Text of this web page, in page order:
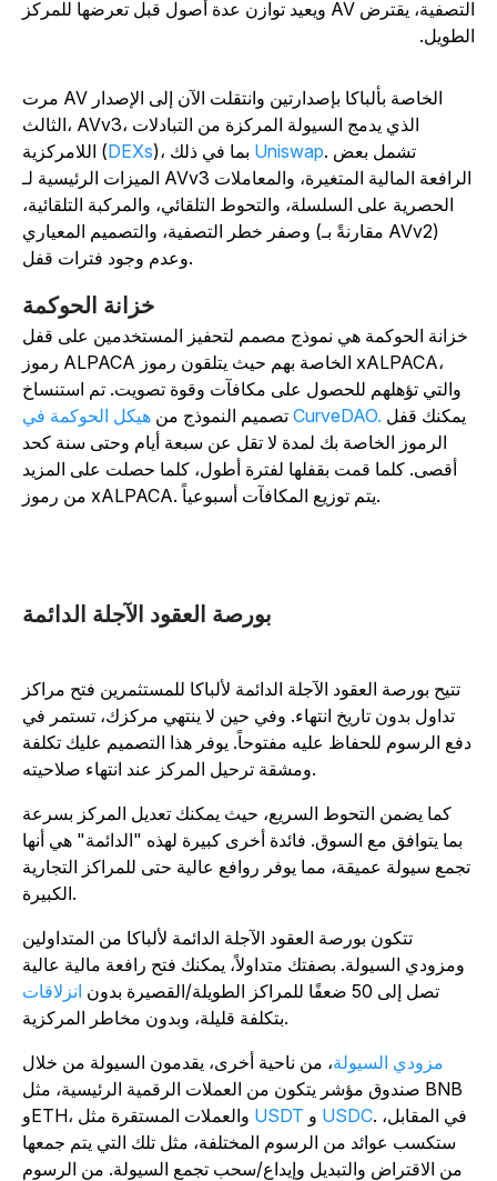
التصفية، يقترض AV ويعيد توازن عدة أصول قبل تعرضها للمركز
مرت AV الخاصة بألباكا بإصدارتين وانتقلت الآن إلى الإصدار
الثالث، AVv3، الذي يدمج السيولة المركزة من التبادلات
اللامركزية (DEXs )، بما في ذلكUniswap. تشمل بعض
الميزات الرئيسية لـ AVv3 الرافعة المالية المتغيرة، والمعاملات
الحصرية على السلسلة، والتحوط التلقائي، والمركبة التلقائية،
وصفر خطر التصفية، والتصميم المعياري (مقارنةً بـ AVv2)
خزانة الحوكمة
خزانة الحوكمة هي نموذج مصمم لتحفيز المستخدمين على قفل
رموز ALPACA الخاصة بهم حيث يتلقون رموز xALPACA،
والتي تؤهلهم للحصول على مكافآت وقوة تصويت. تم استنساخ
تصميم النموذج منهيكل الحوكمة في CurveDAO.يمكنك قفل
الرموز الخاصة بك لمدة لا تقل عن سبعة أيام وحتى سنة كحد
أقصى. كلما قمت بقفلها لفترة أطول، كلما حصلت على المزيد
بورصة العقود الآجلة الدائمة
تتيح بورصة العقود الآجلة الدائمة لألباكا للمستثمرين فتح مراكز
تداول بدون تاريخ انتهاء. وفي حين لا ينتهي مركزك، تستمر في
دفع الرسوم للحفاظ عليه مفتوحاً. يوفر هذا التصميم عليك تكلفة
كما يضمن التحوط السريع، حيث يمكنك تعديل المركز بسرعة
بما يتوافق مع السوق. فائدة أخرى كبيرة لهذه "الدائمة" هي أنها
تجمع سيولة عميقة، مما يوفر روافع عالية حتى للمراكز التجارية
تتكون بورصة العقود الآجلة الدائمة لألباكا من المتداولين
ومزودي السيولة. بصفتك متداولاً، يمكنك فتح رافعة مالية عالية
تصل إلى 50 ضعفًا للمراكز الطويلة/القصيرة بدون
انزلاقات
مزودي السيولة، من ناحية أخرى، يقدمون السيولة من خلال
صندوق مؤشر يتكون من العملات الرقمية الرئيسية، مثل BNB
وETH، والعملات المستقرة مثلUSDT وUSDC. في المقابل،
ستكسب عوائد من الرسوم المختلفة، مثل تلك التي يتم جمعها
من الاقتراض والتبديل وإيداع/سحب تجمع السيولة. من الرسوم